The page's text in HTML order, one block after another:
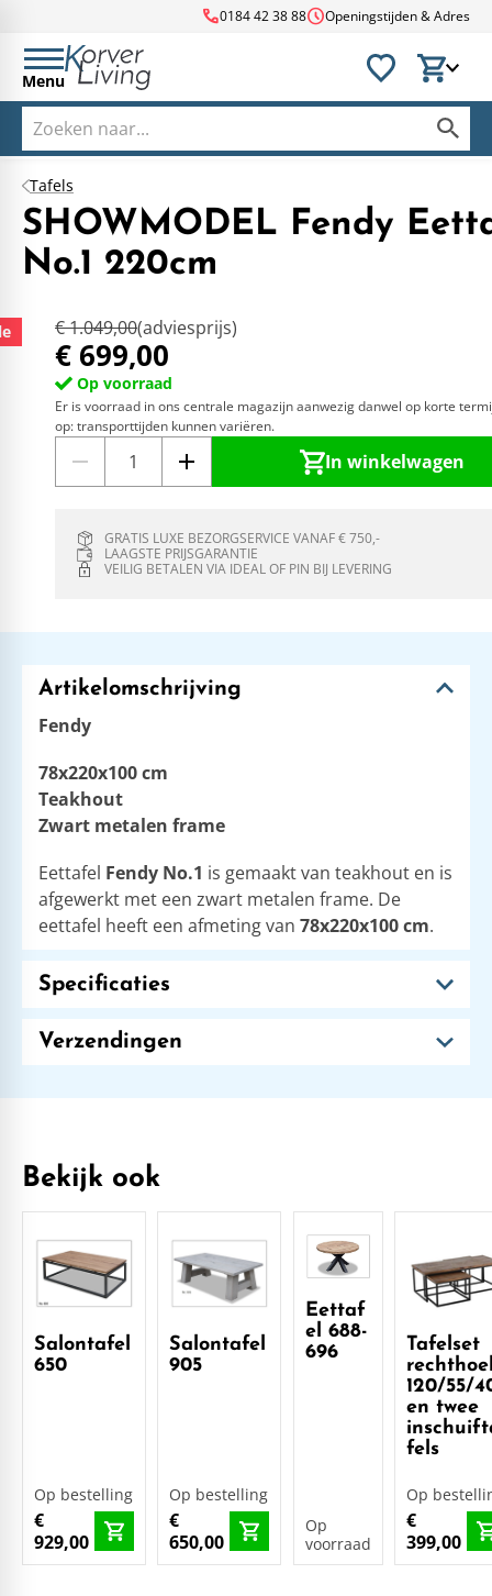
call0184 42 38 88scheduleOpeningstijden & Adres
Menu
Tafels
SHOWMODEL Fendy
No.1 220cm
€ 1.049,00(adviesprijs)
€ 699,00
Op voorraad
Er is voorraad in ons centrale magazijn aanwezig danwel op korte
op: transporttijden kunnen variëren.
In winkelwagen
GRATIS LUXE BEZORGSERVICE VANAF € 750,-
LAAGSTE PRIJSGARANTIE
VEILIG BETALEN VIA IDEAL OF PIN BIJ LEVERING
Artikelomschrijving
Fendy
78x220x100 cm
Teakhout
Zwart metalen frame
Eettafel Fendy No.1 is gemaakt van teakhout en is
afgewerkt met een zwart metalen frame. De
eettafel heeft een afmeting van 78x220x100 cm.
Specificaties
Verzendingen
Bekijk ook
Salontafel
650
Op bestelling
€
929,00
Salontafel
905
Op bestelling
€
650,00
Eettaf
el 688-
696
Op
voorraad
Tafelset
120/55/
en twee
fels
Op
€
399,00